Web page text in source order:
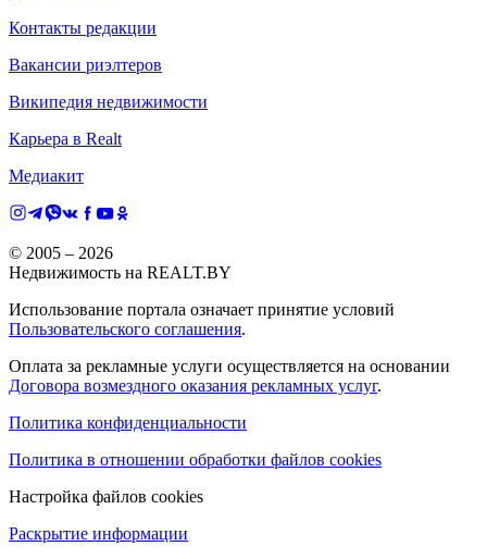
Контакты редакции
Вакансии риэлтеров
Википедия недвижимости
Карьера в Realt
Медиакит
© 2005 – 2026
Недвижимость на REALT.BY
Использование портала означает принятие условий
Пользовательского соглашения.
Оплата за рекламные услуги осуществляется на основании
Договора возмездного оказания рекламных услуг.
Политика конфиденциальности
Политика в отношении обработки файлов cookies
Настройка файлов cookies
Раскрытие информации